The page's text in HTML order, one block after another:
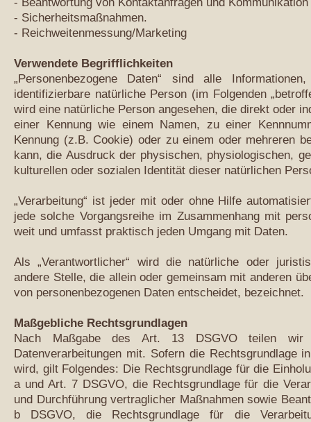
- Sicherheitsmaßnahmen.
- Reichweitenmessung/Marketing
Verwendete Begrifflichkeiten
„Personenbezogene Daten“ sind alle
identifizierbare natürliche Person (im Folgenden
wird eine natürliche Person angesehen, die direkt oder
einer Kennung wie einem Namen, zu einer
Kennung (z.B. Cookie) oder zu einem oder mehreren
kann, die Ausdruck der physischen, physiologischen,
kulturellen oder sozialen Identität dieser natürlichen
„Verarbeitung“ ist jeder mit oder ohne Hilfe
jede solche Vorgangsreihe im Zusammenhang mit
weit und umfasst praktisch jeden Umgang mit Daten.
Als „Verantwortlicher“ wird die natürliche oder
andere Stelle, die allein oder gemeinsam mit anderen
von personenbezogenen Daten entscheidet, bezeichnet.
Maßgebliche Rechtsgrundlagen
Nach Maßgabe des Art. 13 DSGVO teilen wir
Datenverarbeitungen mit. Sofern die Rechtsgrundlage
wird, gilt Folgendes: Die Rechtsgrundlage für die
a und Art. 7 DSGVO, die Rechtsgrundlage für die
und Durchführung vertraglicher Maßnahmen sowie
b DSGVO, die Rechtsgrundlage für die